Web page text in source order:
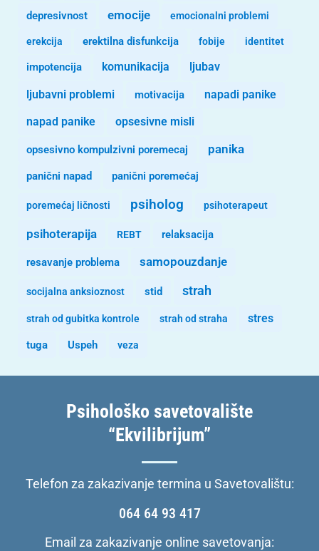
depresivnost emocije emocionalni problemi
erekcija erektilna disfunkcija fobije identitet
impotencija komunikacija ljubav
ljubavni problemi motivacija napadi panike
napad panike opsesivne misli
opsesivno kompulzivni poremecaj panika
panični napad panični poremećaj
poremećaj ličnosti psiholog psihoterapeut
psihoterapija REBT relaksacija
resavanje problema samopouzdanje
socijalna anksioznost stid strah
strah od gubitka kontrole strah od straha stres
tuga Uspeh veza
Psihološko savetovalište
“Ekvilibrijum”
Telefon za zakazivanje termina u Savetovalištu:
064 64 93 417
Email za zakazivanje online savetovanja: